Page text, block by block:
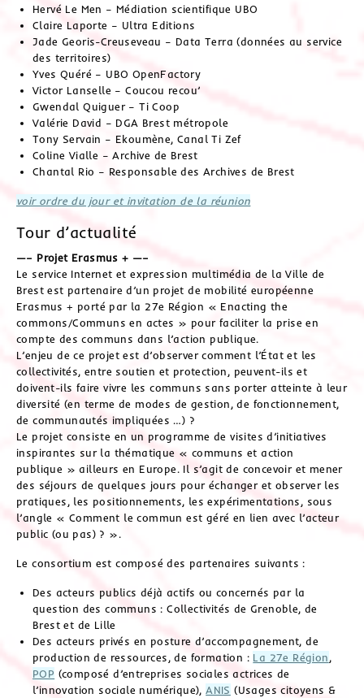
Hervé Le Men – Médiation scientifique UBO
Claire Laporte – Ultra Editions
Jade Georis-Creuseveau – Data Terra (données au service
des territoires)
Yves Quéré – UBO OpenFactory
Victor Lanselle – Coucou recou’
Gwendal Quiguer – Ti Coop
Valérie David – DGA Brest métropole
Tony Servain – Ekoumène, Canal Ti Zef
Coline Vialle – Archive de Brest
Chantal Rio – Responsable des Archives de Brest
voir ordre du jour et invitation de la réunion
Tour d’actualité
—– Projet Erasmus + —–
Le service Internet et expression multimédia de la Ville de
Brest est partenaire d’un projet de mobilité européenne
Erasmus + porté par la 27e Région « Enacting the
commons/Communs en actes » pour faciliter la prise en
compte des communs dans l’action publique.
L’enjeu de ce projet est d’observer comment l’État et les
collectivités, entre soutien et protection, peuvent-ils et
doivent-ils faire vivre les communs sans porter atteinte à leur
diversité (en terme de modes de gestion, de fonctionnement,
de communautés impliquées …) ?
Le projet consiste en un programme de visites d’initiatives
inspirantes sur la thématique « communs et action
publique » ailleurs en Europe. Il s’agit de concevoir et mener
des séjours de quelques jours pour échanger et observer les
pratiques, les positionnements, les expérimentations, sous
l’angle « Comment le commun est géré en lien avec l’acteur
public (ou pas) ? ».
Le consortium est composé des partenaires suivants :
Des acteurs publics déjà actifs ou concernés par la
question des communs : Collectivités de Grenoble, de
Brest et de Lille
Des acteurs privés en posture d’accompagnement, de
production de ressources, de formation : La 27e Région,
POP (composé d’entreprises sociales actrices de
l’innovation sociale numérique),ANIS (Usages citoyens &